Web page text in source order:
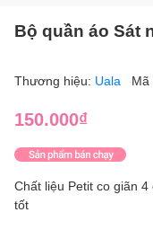
Bộ quần áo Sát
Thương hiệu: Uala Mã
150.000₫
Chất liệu Petit co giãn
tốt